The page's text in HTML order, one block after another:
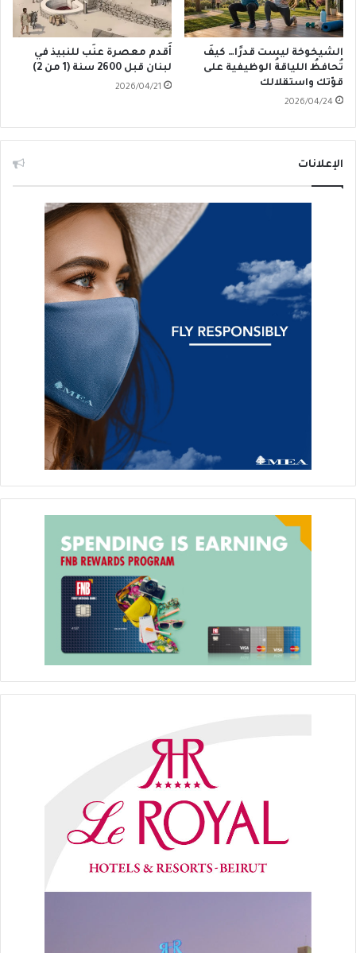
الشيخوخة ليست قدرًا… كيفَ
تُحافظُ اللياقةُ الوظيفية على
قوّتك واستقلالك
2026/04/24
أَقدم معصرة عنَب للنبيذ في
لبنان قبل 2600 سنة (1 من 2)
2026/04/21
الإعلانات